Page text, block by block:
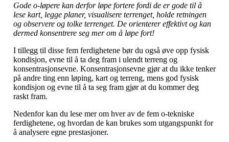
Gode o-løpere kan derfor løpe fortere fordi de er gode til å
lese kart, legge planer, visualisere terrenget, holde retningen
og observere og tolke terrenget. De orienterer effektivt og kan
dermed konsentrere seg mer om å løpe fort!
I tillegg til disse fem ferdighetene bør du også øve opp fysisk
kondisjon, evne til å ta deg fram i ulendt terreng og
konsentrasjonsevne. Konsentrasjonsevne gjør at du ikke tenker
på andre ting enn løping, kart og terreng, mens god fysisk
kondisjon og evne til å ta seg fram gjør at du kommer deg
raskt fram.
Nedenfor kan du lese mer om hver av de fem o-tekniske
ferdighetene, og hvordan de kan brukes som utgangspunkt for
å analysere egne prestasjoner.